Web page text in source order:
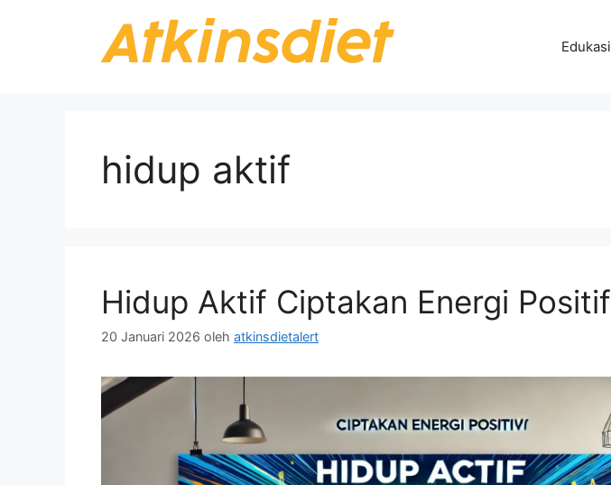
Edukasi
hidup aktif
Hidup Aktif Ciptakan Energi Positif
20 Januari 2026 oleh atkinsdietalert